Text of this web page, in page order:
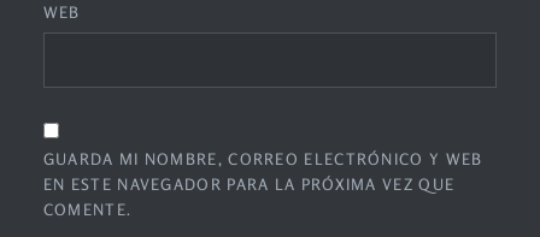
WEB
GUARDA MI NOMBRE, CORREO ELECTRÓNICO Y WEB
EN ESTE NAVEGADOR PARA LA PRÓXIMA VEZ QUE
COMENTE.